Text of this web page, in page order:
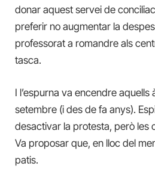
donar aquest servei de
preferir no augmentar la
professorat a romandre als
tasca.
I l’espurna va encendre
setembre (i des de fa anys).
desactivar la protesta, però les
Va proposar que, en lloc del
patis.